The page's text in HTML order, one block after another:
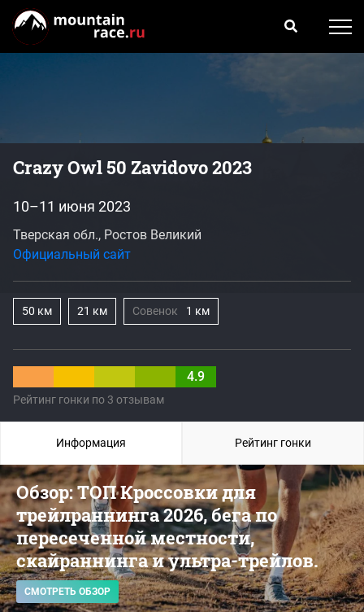
Crazy Owl 50 Zavidovo 2023
4.9
Рейтинг гонки по 3 отзывам
10–11 июня 2023
Тверская обл., Ростов Великий
Официальный сайт
50 км 21 км Совенок 1 км
Обзор: ТОП Кроссовки для
трейлраннинга 2026, бега по
пересеченной местности,
скайраннинга и ультра-трейлов.
СМОТРЕТЬ ОБЗОР
Информация Рейтинг гонки